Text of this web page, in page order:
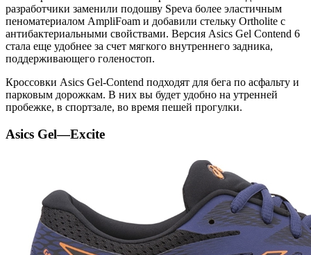
разработчики заменили подошву Speva более эластичным
пеноматериалом AmpliFoam и добавили стельку Ortholite с
антибактериальными свойствами. Версия Asics Gel Contend 6
стала еще удобнее за счет мягкого внутреннего задника,
поддерживающего голеностоп.
Кроссовки Asics Gel-Contend подходят для бега по асфальту и
парковым дорожкам. В них вы будет удобно на утренней
пробежке, в спортзале, во время пешей прогулки.
Asics Gel—Excite